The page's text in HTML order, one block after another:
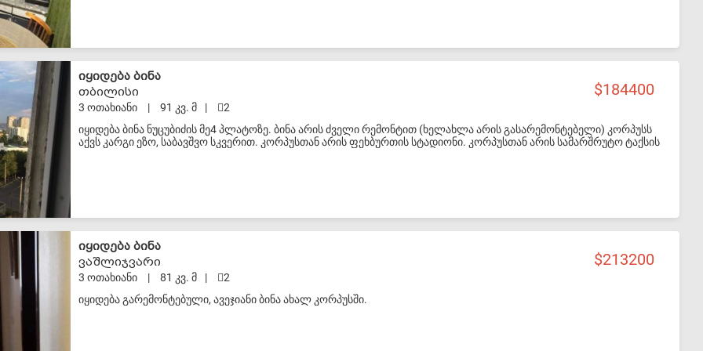
S-VIP 184400
იყიდება ბინა
თბილისი
3 ოთახიანი | 91 კვ. მ |
2
იყიდება ბინა ნუცუბიძის მე4 პლატოზე. ბინა არის ძველი რემონტით (ხელახლა არის გასარემონტებელი) კორპუსს
აქვს კარგი ეზო, საბავშვო სკვერით. კორპუსთან არის ფეხბურთის სტადიონი. კორპუსთან არის სამარშრუტო ტაქსის
213200
იყიდება ბინა
ვაშლიჯვარი
3 ოთახიანი | 81 კვ. მ |
2
იყიდება გარემონტებული, ავეჯიანი ბინა ახალ კორპუსში.